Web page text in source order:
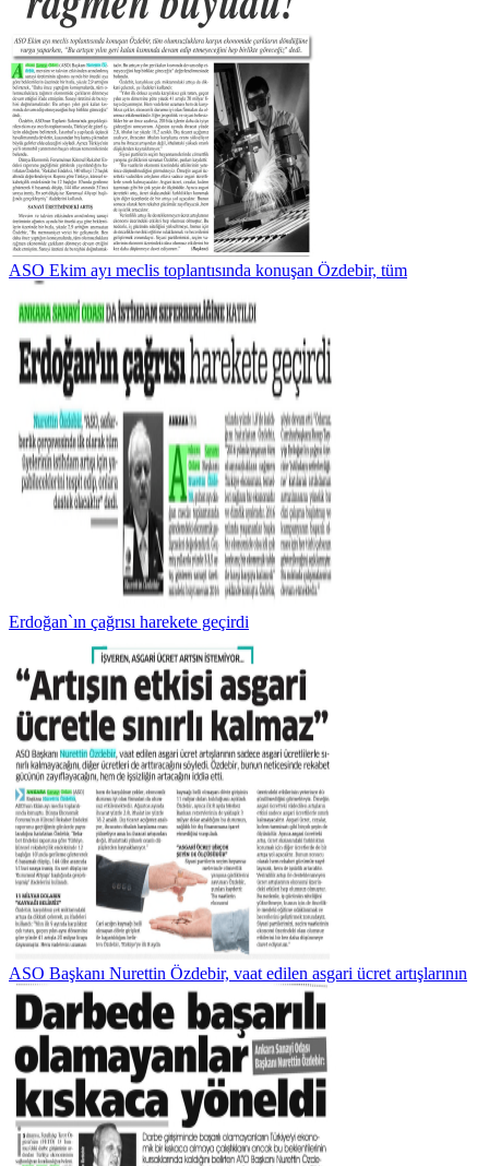
ASO Ekim ayı meclis toplantısında konuşan Özdebir, tüm
Erdoğan`ın çağrısı harekete geçirdi
ASO Başkanı Nurettin Özdebir, vaat edilen asgari ücret artışlarının